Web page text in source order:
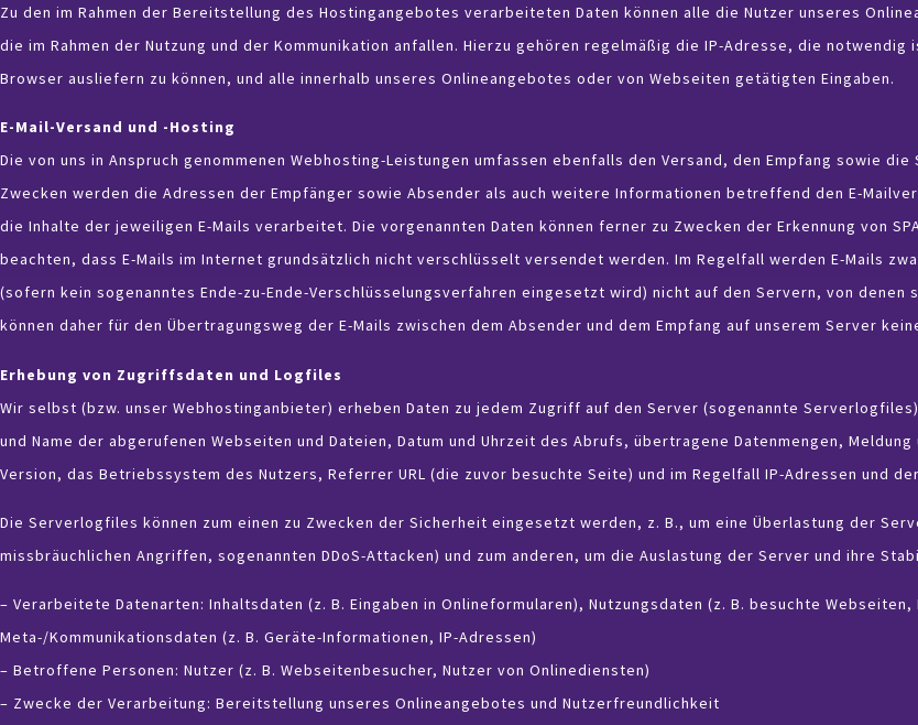
Zu den im Rahmen der Bereitstellung des Hostingangebotes verarbeiteten Daten können alle die Nutzer unseres
die im Rahmen der Nutzung und der Kommunikation anfallen. Hierzu gehören regelmäßig die IP-Adresse, die notwendig
Browser ausliefern zu können, und alle innerhalb unseres Onlineangebotes oder von Webseiten getätigten Eingaben.
E-Mail-Versand und -Hosting
Die von uns in Anspruch genommenen Webhosting-Leistungen umfassen ebenfalls den Versand, den Empfang sowie die
Zwecken werden die Adressen der Empfänger sowie Absender als auch weitere Informationen betreffend den E-
die Inhalte der jeweiligen E-Mails verarbeitet. Die vorgenannten Daten können ferner zu Zwecken der Erkennung von
beachten, dass E-Mails im Internet grundsätzlich nicht verschlüsselt versendet werden. Im Regelfall werden E-Mails
(sofern kein sogenanntes Ende-zu-Ende-Verschlüsselungsverfahren eingesetzt wird) nicht auf den Servern, von denen
können daher für den Übertragungsweg der E-Mails zwischen dem Absender und dem Empfang auf unserem Server
Erhebung von Zugriffsdaten und Logfiles
Wir selbst (bzw. unser Webhostinganbieter) erheben Daten zu jedem Zugriff auf den Server (sogenannte
und Name der abgerufenen Webseiten und Dateien, Datum und Uhrzeit des Abrufs, übertragene Datenmengen,
Version, das Betriebssystem des Nutzers, Referrer URL (die zuvor besuchte Seite) und im Regelfall IP-Adressen und
Die Serverlogfiles können zum einen zu Zwecken der Sicherheit eingesetzt werden, z. B., um eine Überlastung der
missbräuchlichen Angriffen, sogenannten DDoS-Attacken) und zum anderen, um die Auslastung der Server und ihre
– Verarbeitete Datenarten: Inhaltsdaten (z. B. Eingaben in Onlineformularen), Nutzungsdaten (z. B. besuchte
Meta-/Kommunikationsdaten (z. B. Geräte-Informationen, IP-Adressen)
– Betroffene Personen: Nutzer (z. B. Webseitenbesucher, Nutzer von Onlinediensten)
– Zwecke der Verarbeitung: Bereitstellung unseres Onlineangebotes und Nutzerfreundlichkeit